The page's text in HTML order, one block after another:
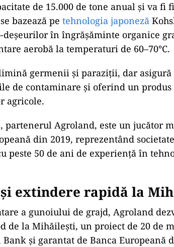
de 15.000 de tone anual și va fi
bazează pe tehnologia japoneză
în îngrășăminte organice
aerobă la temperaturi de 60–70°C.
germenii și paraziții, dar
de contaminare și oferind un
agricole.
partenerul Agroland, este un jucător
din 2019, reprezentând
peste 50 de ani de experiență în
extindere rapidă la
a gunoiului de grajd, Agroland
de la Mihăilești, un proiect de 20 de
și garantat de Banca Europeană